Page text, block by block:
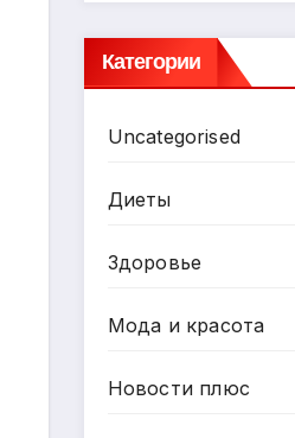
Категории
Uncategorised
Диеты
Здоровье
Мода и красота
Новости плюс